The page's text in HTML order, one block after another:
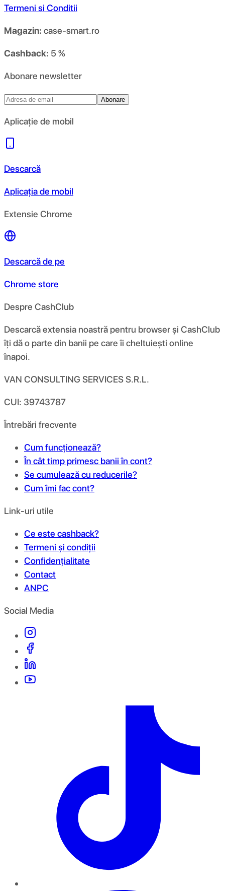
Termeni si Conditii
Magazin: case-smart.ro
Cashback: 5 %
Abonare newsletter
Abonare
Aplicație de mobil
Descarcă
Aplicația de mobil
Extensie Chrome
Descarcă de pe
Chrome store
Despre CashClub
Descarcă extensia noastră pentru browser și CashClub
îți dă o parte din banii pe care îi cheltuiești online
înapoi.
VAN CONSULTING SERVICES S.R.L.
CUI: 39743787
Întrebări frecvente
Cum funcționează?
În cât timp primesc banii în cont?
Se cumulează cu reducerile?
Cum îmi fac cont?
Link-uri utile
Ce este cashback?
Termeni și condiții
Confidențialitate
Contact
ANPC
Social Media